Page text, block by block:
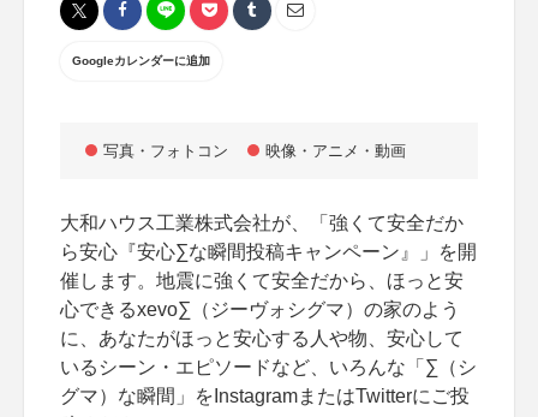
Googleカレンダーに追加
写真・フォトコン 映像・アニメ・動画
大和ハウス工業株式会社が、「強くて安全だか
ら安心『安心∑な瞬間投稿キャンペーン』」を開
催します。地震に強くて安全だから、ほっと安
心できるxevo∑（ジーヴォシグマ）の家のよう
に、あなたがほっと安心する人や物、安心して
いるシーン・エピソードなど、いろんな「∑（シ
グマ）な瞬間」をInstagramまたはTwitterにご投